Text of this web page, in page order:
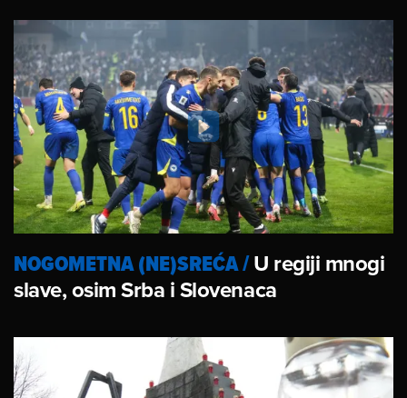
NOGOMETNA (NE)SREĆA/U regiji mnogi
slave, osim Srba i Slovenaca